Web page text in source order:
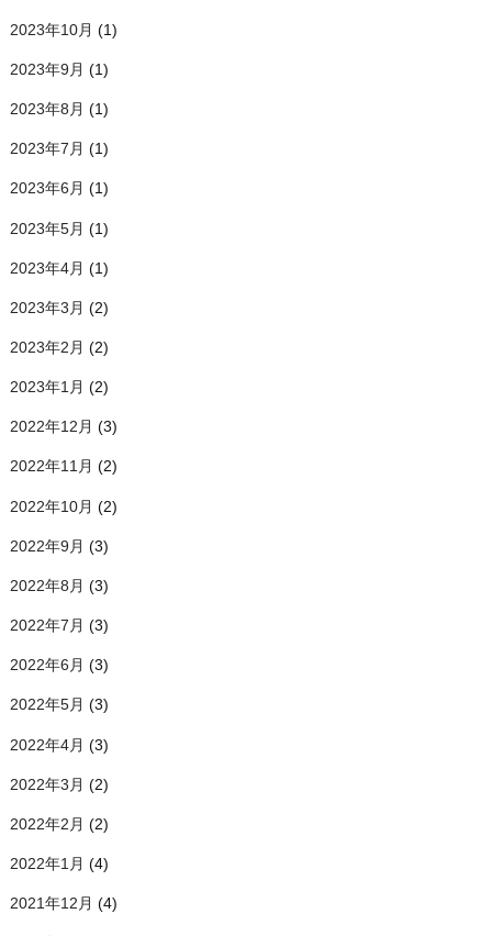
2023年10月 (1)
2023年9月 (1)
2023年8月 (1)
2023年7月 (1)
2023年6月 (1)
2023年5月 (1)
2023年4月 (1)
2023年3月 (2)
2023年2月 (2)
2023年1月 (2)
2022年12月 (3)
2022年11月 (2)
2022年10月 (2)
2022年9月 (3)
2022年8月 (3)
2022年7月 (3)
2022年6月 (3)
2022年5月 (3)
2022年4月 (3)
2022年3月 (2)
2022年2月 (2)
2022年1月 (4)
2021年12月 (4)